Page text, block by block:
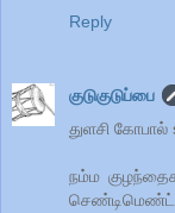
Reply
குடுகுடுப்பை
துளசி கோபால்
நம்ம
செண்டிமெண்ட்